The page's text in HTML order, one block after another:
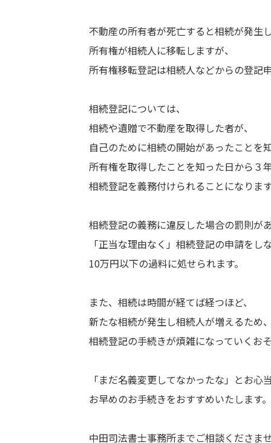
不動産の所有者が死亡すると相続が発生
所有権が相続人に移転しますが、
所有権移転登記は相続人などからの登記
相続登記については、
相続や遺贈で不動産を取得した者が、
自己のために相続の開始があったことを
所有権を取得したことを知った日から３
相続登記を義務付けられることになりま
相続登記の義務に違反した場合の罰則が
「正当な理由なく」相続登記の申請をし
10万円以下の過料に処せられます。
また、相続は時間が経てば経つほど、
新たな相続が発生し相続人が増えるため
相続登記の手続きが煩雑になっていくお
「まだ名義変更してなかったな」とお心
お早めのお手続きをおすすめいたします。
中田司法書士事務所までご相談くださま